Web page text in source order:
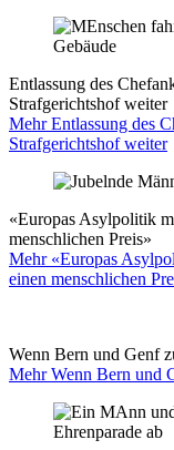
Entlassung des
Strafgerichtshof weiter
Mehr Entlassung des
Strafgerichtshof weiter
«Europas Asylpolitik
menschlichen Preis»
Mehr «Europas
einen menschlichen
Wenn Bern und Genf
Mehr Wenn Bern und